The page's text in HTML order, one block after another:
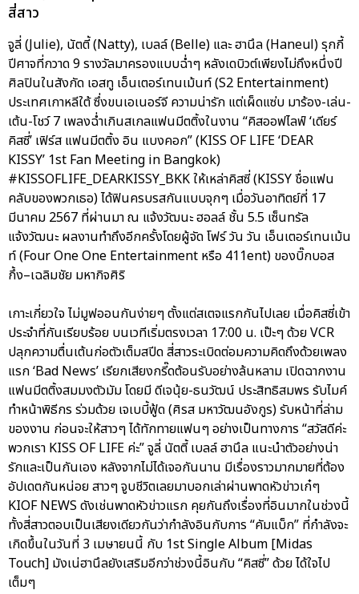
สี่สาว
จูลี่ (Julie), นัตตี้ (Natty), เบลล์ (Belle) และ ฮานึล (Haneul) รุกกี้
ปีศาจที่กวาด 9 รางวัลมาครองแบบฉ่ำๆ หลังเดบิวต์เพียงไม่ถึงหนึ่งปี
ศิลปินในสังกัด เอสทู เอ็นเตอร์เทนเม้นท์ (S2 Entertainment)
ประเทศเกาหลีใต้ ซึ่งขนเอเนอร์จี ความน่ารัก แต่เผ็ดแซ่บ มาร้อง-เล่น-
เต้น-โชว์ 7 เพลงฉ่ำเกินสเกลแฟนมีตติ้งในงาน “คิสออฟไลฟ์ ‘เดียร์
คิสซี่’ เฟิร์ส แฟนมีตติ้ง อิน แบงคอก” (KISS OF LIFE ‘DEAR
KISSY’ 1st Fan Meeting in Bangkok)
#KISSOFLIFE_DEARKISSY_BKK ให้เหล่าคิสซี่ (KISSY ชื่อแฟน
คลับของพวกเธอ) ได้ฟินครบรสกันแบบจุกๆ เมื่อวันอาทิตย์ที่ 17
มีนาคม 2567 ที่ผ่านมา ณ แจ้งวัฒนะ ฮอลล์ ชั้น 5.5 เซ็นทรัล
แจ้งวัฒนะ ผลงานทำถึงอีกครั้งโดยผู้จัด โฟร์ วัน วัน เอ็นเตอร์เทนเม้น
ท์ (Four One One Entertainment หรือ 411ent) ของบิ๊กบอส
กึ้ง–เฉลิมชัย มหากิจศิริ
เกาะเกี่ยวใจ ไม่มูฟออนกันง่ายๆ ตั้งแต่สเตจแรกกันไปเลย เมื่อคิสซี่เข้า
ประจำที่กันเรียบร้อย บนเวทีเริ่มตรงเวลา 17:00 น. เป๊ะๆ ด้วย VCR
ปลุกความตื่นเต้นก่อตัวเต็มสปีด สี่สาวระเบิดต่อมความคิดถึงด้วยเพลง
แรก ‘Bad News’ เรียกเสียงกรี๊ดต้อนรับอย่างล้นหลาม เปิดฉากงาน
แฟนมีตติ้งสมมงตัวมัม โดยมี ดีเจนุ้ย-ธนวัฒน์ ประสิทธิสมพร รับไมค์
ทำหน้าพิธีกร ร่วมด้วย เจเบบี้ฟู้ด (ศิรส มหาวัฒนอังกูร) รับหน้าที่ล่าม
ของงาน ก่อนจะให้สาวๆ ได้ทักทายแฟนๆ อย่างเป็นทางการ “สวัสดีค่ะ
พวกเรา KISS OF LIFE ค่ะ” จูลี่ นัตตี้ เบลล์ ฮานึล แนะนำตัวอย่างน่า
รักและเป็นกันเอง หลังจากไม่ได้เจอกันนาน มีเรื่องราวมากมายที่ต้อง
อัปเดตกันหน่อย สาวๆ จูบชีวิตเลยมาบอกเล่าผ่านพาดหัวข่าวเก๋ๆ
KIOF NEWS ดังเช่นพาดหัวข่าวแรก คุยกันถึงเรื่องที่อินมากในช่วงนี้
ทั้งสี่สาวตอบเป็นเสียงเดียวกันว่ากำลังอินกับการ “คัมแบ็ก” ที่กำลังจะ
เกิดขึ้นในวันที่ 3 เมษายนนี้ กับ 1st Single Album [Midas
Touch] มังเน่ฮานึลยังเสริมอีกว่าช่วงนี้อินกับ “คิสซี่” ด้วย ได้ใจไป
เต็มๆ